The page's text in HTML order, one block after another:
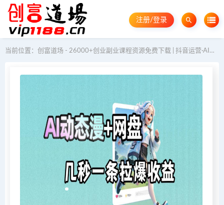
注册/登录
当前位置： 创富道场 - 26000+创业副业课程资源免费下载 | 抖音运营·AI教程·GEO优化